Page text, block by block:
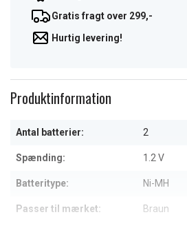
Gratis fragt over 299,-
Hurtig levering!
Produktinformation
Antal batterier: 2
Spænding: 1.2 V
Batteritype: Ni-MH
Passer til mærket: Braun